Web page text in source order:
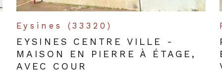
Eysines (33320)
EYSINES CENTRE VILLE -
MAISON EN PIERRE À ÉTAGE,
AVEC COUR